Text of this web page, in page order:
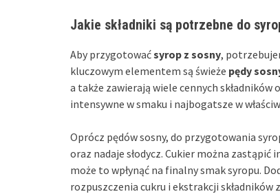
Jakie składniki są potrzebne do
Aby przygotowaćsyrop z sosny,
kluczowym elementem są świeże pędy
a także zawierają wiele cennych składników
intensywne w smaku i najbogatsze w
Oprócz pędów sosny, do przygotowania
oraz nadaje słodycz. Cukier można
może to wpłynąć na finalny smak syropu.
rozpuszczenia cukru i ekstrakcji składników